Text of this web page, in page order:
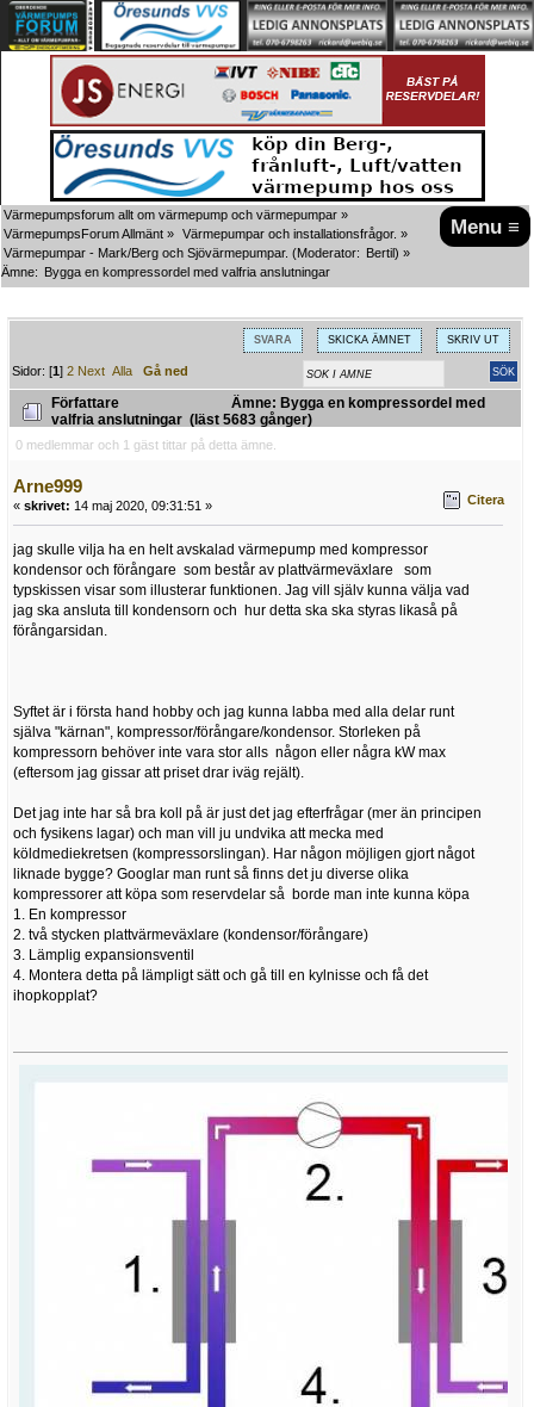
Menu ≡
Värmepumpsforum allt om värmepump och värmepumpar »
VärmepumpsForum Allmänt » Värmepumpar och installationsfrågor. »
Värmepumpar - Mark/Berg och Sjövärmepumpar. (Moderator: Bertil) »
Ämne: Bygga en kompressordel med valfria anslutningar
SVARA SKICKA ÄMNET SKRIV UT
Sidor: [1]2 Next Alla Gå ned
Författare
Ämne: Bygga en kompressordel med
valfria anslutningar (läst 5683 gånger)
0 medlemmar och 1 gäst tittar på detta ämne.
Arne999
« skrivet: 14 maj 2020, 09:31:51 » Citera
jag skulle vilja ha en helt avskalad värmepump med kompressor
kondensor och förångare som består av plattvärmeväxlare som
typskissen visar som illusterar funktionen. Jag vill själv kunna välja vad
jag ska ansluta till kondensorn och hur detta ska ska styras likaså på
förångarsidan.
Syftet är i första hand hobby och jag kunna labba med alla delar runt
själva "kärnan", kompressor/förångare/kondensor. Storleken på
kompressorn behöver inte vara stor alls någon eller några kW max
(eftersom jag gissar att priset drar iväg rejält).
Det jag inte har så bra koll på är just det jag efterfrågar (mer än principen
och fysikens lagar) och man vill ju undvika att mecka med
köldmediekretsen (kompressorslingan). Har någon möjligen gjort något
liknade bygge? Googlar man runt så finns det ju diverse olika
kompressorer att köpa som reservdelar så borde man inte kunna köpa
1. En kompressor
2. två stycken plattvärmeväxlare (kondensor/förångare)
3. Lämplig expansionsventil
4. Montera detta på lämpligt sätt och gå till en kylnisse och få det
ihopkopplat?